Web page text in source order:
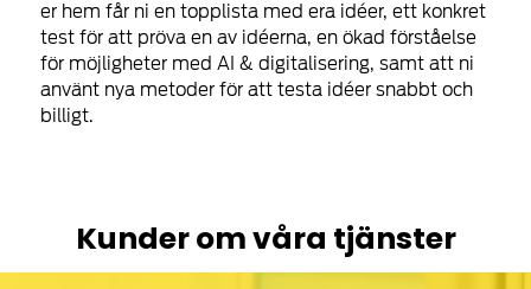
er hem får ni en topplista med era idéer, ett konkret
test för att pröva en av idéerna, en ökad förståelse
för möjligheter med AI & digitalisering, samt att ni
använt nya metoder för att testa idéer snabbt och
billigt.
Kunder om våra tjänster